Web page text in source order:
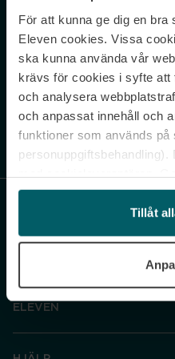
För att kunna ge dig en bra
Eleven cookies. Vissa
ska kunna använda vår
krävs för cookies i syfte att
och analysera
och anpassat innehåll och
funktioner som används
och gå vidare” accepterar
under ”Inställningar” kan
cookies. Du kan återkalla
Tillåt
Never miss a
Sign up to our
Genom att prenumerera
ELEVEN